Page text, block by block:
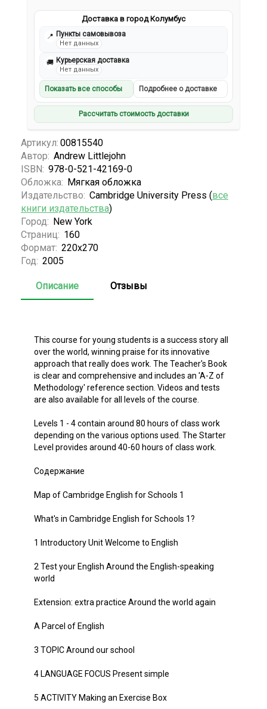
Доставка в город Колумбус
📍 Пункты самовывоза
Нет данных
🚚 Курьерская доставка
Нет данных
Показать все способы Подробнее о доставке
Рассчитать стоимость доставки
Артикул: 00815540
Автор: Andrew Littlejohn
ISBN: 978-0-521-42169-0
Обложка: Мягкая обложка
Издательство: Cambridge University Press (все
книги издательства)
Город: New York
Страниц: 160
Формат: 220х270
Год: 2005
Описание Отзывы
This course for young students is a success story all
over the world, winning praise for its innovative
approach that really does work. The Teacher's Book
is clear and comprehensive and includes an 'A-Z of
Methodology' reference section. Videos and tests
are also available for all levels of the course.
Levels 1 - 4 contain around 80 hours of class work
depending on the various options used. The Starter
Level provides around 40-60 hours of class work.
Содержание
Map of Cambridge English for Schools 1
What's in Cambridge English for Schools 1?
1 Introductory Unit Welcome to English
2 Test your English Around the English-speaking
world
Extension: extra practice Around the world again
A Parcel of English
3 TOPIC Around our school
4 LANGUAGE FOCUS Present simple
5 ACTIVITY Making an Exercise Box